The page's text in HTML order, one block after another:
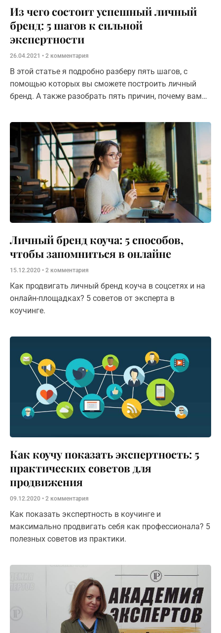
Из чего состоит успешный личный
бренд: 5 шагов к сильной
экспертности
26.04.2021 2 комментария
В этой статье я подробно разберу пять шагов, с
помощью которых вы сможете построить личный
бренд. А также разобрать пять причин, почему вам
Личный бренд коуча: 5 способов,
чтобы запомниться в онлайне
15.12.2020 2 комментария
Как продвигать личный бренд коуча в соцсетях и на
онлайн-площадках? 5 советов от эксперта в
коучинге.
Как коучу показать экспертность: 5
практических советов для
продвижения
09.12.2020 2 комментария
Как показать экспертность в коучинге и
максимально продвигать себя как профессионала? 5
полезных советов из практики.